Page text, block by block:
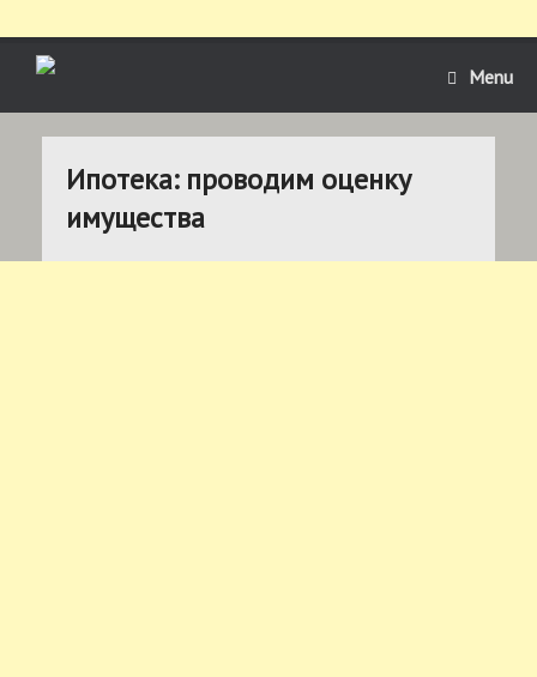
Menu
Ипотека: проводим оценку
имущества